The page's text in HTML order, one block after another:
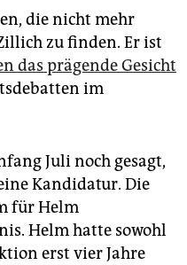
die nicht mehr
zu finden. Er ist
das prägende Gesicht
im
Juli noch gesagt,
Kandidatur. Die
für Helm
Helm hatte sowohl
erst vier Jahre